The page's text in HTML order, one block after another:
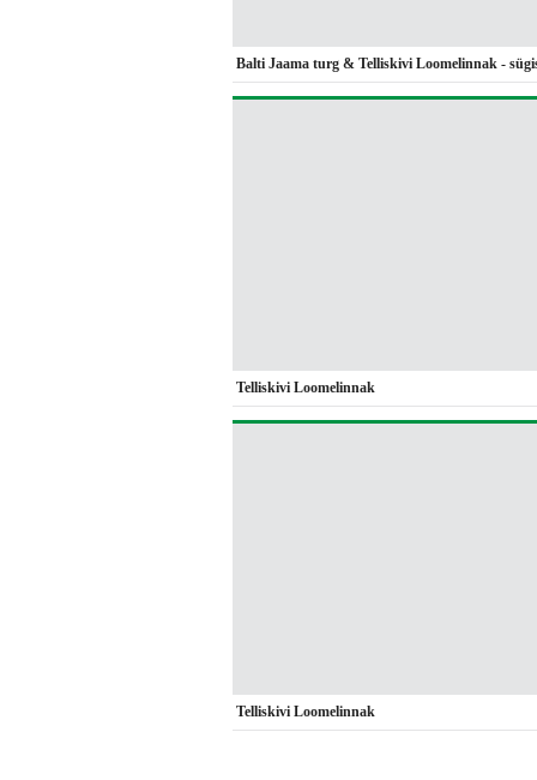
Balti Jaama turg & Telliskivi Loomelinnak -
Telliskivi Loomelinnak
Telliskivi Loomelinnak